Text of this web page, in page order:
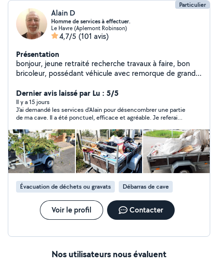
Particulier
Alain D
Homme de services à effectuer.
Le Havre (Aplemont Robinson)
4,7/5 (101 avis)
Présentation
bonjour, jeune retraité recherche travaux à faire, bon
bricoleur, possédant véhicule avec remorque de grande
Dernier avis laissé par Lu : 5/5
Il y a 15 jours
J'ai demandé les services d'Alain pour désencombrer une partie
de ma cave. Il a été ponctuel, efficace et agréable. Je referai
Évacuation de déchets ou gravats Débarras de cave
Voir le profil Contacter
Nos utilisateurs nous évaluent